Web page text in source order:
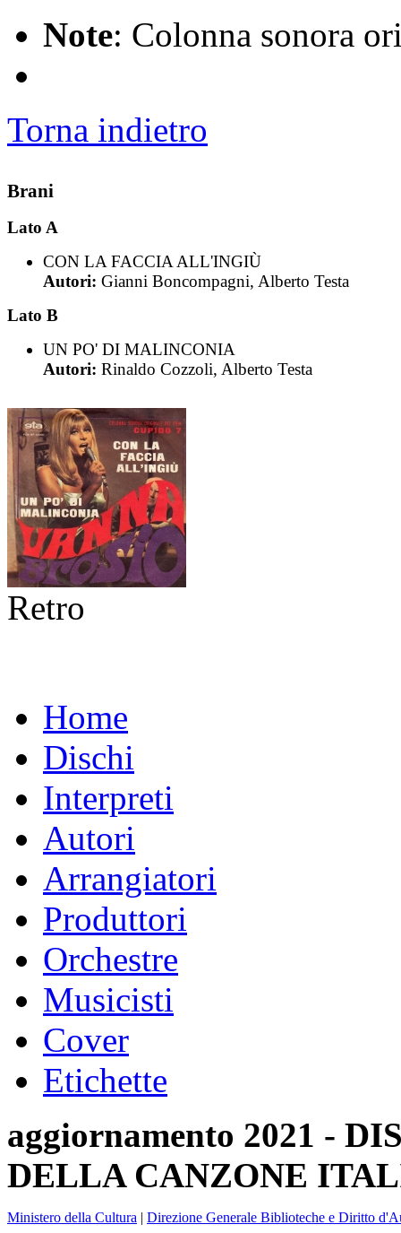
Note: Colonna sonora
Torna indietro
Brani
Lato A
CON LA FACCIA ALL'INGIÙ
Autori: Gianni Boncompagni, Alberto Testa
Lato B
UN PO' DI MALINCONIA
Autori: Rinaldo Cozzoli, Alberto Testa
Retro
Home
Dischi
Interpreti
Autori
Arrangiatori
Produttori
Orchestre
Musicisti
Cover
Etichette
aggiornamento 2021 -
DELLA CANZONE
Ministero della Cultura | Direzione Generale Biblioteche e Diritto